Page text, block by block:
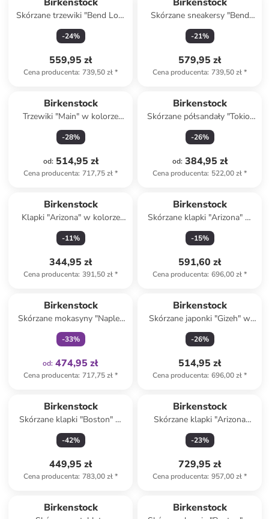
Skórzane trzewiki "Bend Low
Decon" w kolorze czarnym
-24%
559,95 zł
Cena producenta: 739,50 zł*
Skórzane sneakersy "Bend
Low Decon" w kolorze
brązowym
-21%
579,95 zł
Cena producenta: 739,50 zł*
Birkenstock
Trzewiki "Main" w kolorze
beżowym
-28%
od: 514,95 zł
Cena producenta: 717,75 zł*
Birkenstock
Skórzane półsandały "Tokio"
w kolorze granatowym
-26%
od: 384,95 zł
Cena producenta: 522,00 zł*
Birkenstock
Klapki "Arizona" w kolorze
granatowym
-11%
344,95 zł
Cena producenta: 391,50 zł*
Birkenstock
Skórzane klapki "Arizona" w
kolorze kremowym
-15%
591,60 zł
Cena producenta: 696,00 zł*
Birkenstock
Skórzane mokasyny "Naples
Wrapped" w kolorze
jasnoróżowym
-33%
od: 474,95 zł
Cena producenta: 717,75 zł*
Birkenstock
Skórzane japonki "Gizeh" w
kolorze beżowym
-26%
514,95 zł
Cena producenta: 696,00 zł*
Birkenstock
Skórzane klapki "Boston" w
kolorze jasnobrązowym
-42%
449,95 zł
Cena producenta: 783,00 zł*
Birkenstock
Skórzane klapki "Arizona
Bold" w kolorze czarnym
-23%
729,95 zł
Cena producenta: 957,00 zł*
Birkenstock Birkenstock